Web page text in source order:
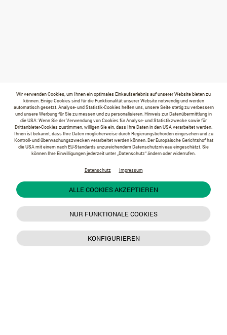
Wir verwenden Cookies, um Ihnen ein optimales Einkaufserlebnis auf unserer Website bieten zu
können. Einige Cookies sind für die Funktionalität unserer Website notwendig und werden
automatisch gesetzt. Analyse- und Statistik-Cookies helfen uns, unsere Seite stetig zu verbessern
und unsere Werbung für Sie zu messen und zu personalisieren. Hinweis zur Datenübermittlung in
die USA: Wenn Sie der Verwendung von Cookies für Analyse- und Statistikzwecke sowie für
Drittanbieter-Cookies zustimmen, willigen Sie ein, dass Ihre Daten in den USA verarbeitet werden.
Ihnen ist bekannt, dass Ihre Daten möglicherweise durch Regierungsbehörden eingesehen und zu
Kontroll- und überwachungszwecken verarbeitet werden können. Der Europäische Gerichtshof hat
die USA mit einem nach EU-Standards unzureichendem Datenschutzniveau eingeschätzt. Sie
können Ihre Einwilligungen jederzeit unter „Datenschutz“ ändern oder widerrufen.
Datenschutz Impressum
ALLE COOKIES AKZEPTIEREN
NUR FUNKTIONALE COOKIES
KONFIGURIEREN